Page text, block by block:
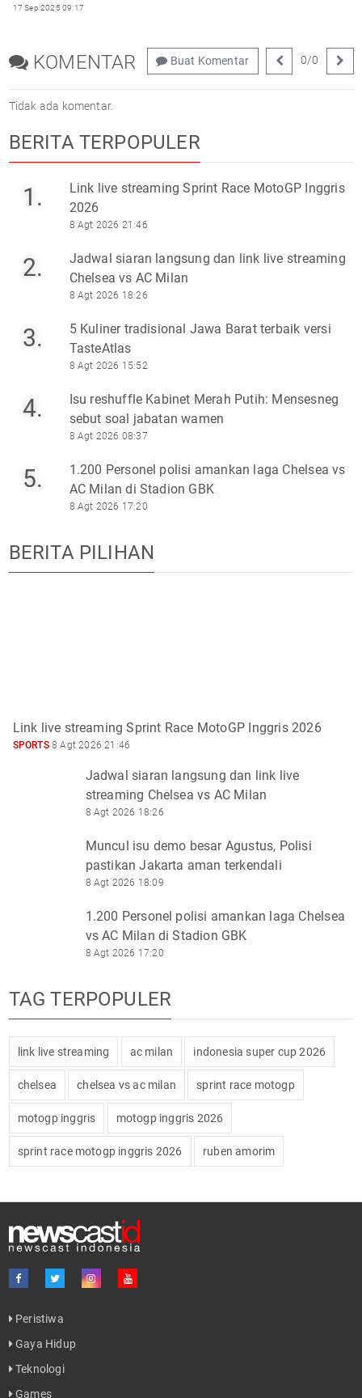
17 Sep 2025 09:17
KOMENTAR Buat Komentar 0/0
Tidak ada komentar.
BERITA TERPOPULER
1.
Link live streaming Sprint Race MotoGP Inggris
2026
8 Agt 2026 21:46
2.
Jadwal siaran langsung dan link live streaming
Chelsea vs AC Milan
8 Agt 2026 18:26
3.
5 Kuliner tradisional Jawa Barat terbaik versi
TasteAtlas
8 Agt 2026 15:52
4.
Isu reshuffle Kabinet Merah Putih: Mensesneg
sebut soal jabatan wamen
8 Agt 2026 08:37
5.
1.200 Personel polisi amankan laga Chelsea vs
AC Milan di Stadion GBK
8 Agt 2026 17:20
BERITA PILIHAN
Link live streaming Sprint Race MotoGP Inggris 2026
SPORTS8 Agt 2026 21:46
Jadwal siaran langsung dan link live
streaming Chelsea vs AC Milan
8 Agt 2026 18:26
Muncul isu demo besar Agustus, Polisi
pastikan Jakarta aman terkendali
8 Agt 2026 18:09
1.200 Personel polisi amankan laga Chelsea
vs AC Milan di Stadion GBK
8 Agt 2026 17:20
TAG TERPOPULER
link live streaming ac milan indonesia super cup 2026
chelsea chelsea vs ac milan sprint race motogp
motogp inggris motogp inggris 2026
sprint race motogp inggris 2026 ruben amorim
Peristiwa
Gaya Hidup
Teknologi
Games